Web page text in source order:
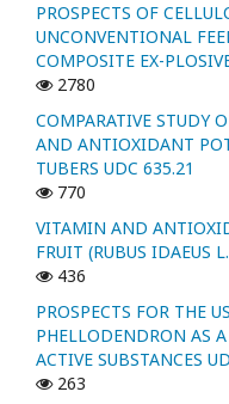
PROSPECTS OF
UNCONVENTIONAL
COMPOSITE EX-
2780
COMPARATIVE STUDY
AND ANTIOXIDANT
TUBERS UDC 635.21
770
VITAMIN AND
FRUIT (RUBUS IDAEUS
436
PROSPECTS FOR THE
PHELLODENDRON AS
ACTIVE SUBSTANCES
263